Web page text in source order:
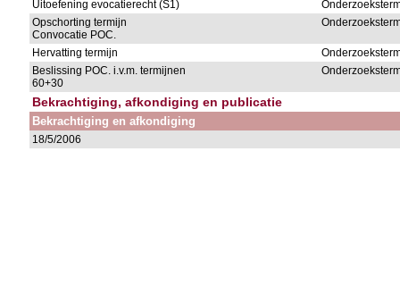
Uitoefening evocatierecht (S1)
Opschorting termijn
Convocatie POC.
Hervatting termijn
Beslissing POC. i.v.m. termijnen
60+30
Bekrachtiging, afkondiging en publicatie
Bekrachtiging en afkondiging
18/5/2006